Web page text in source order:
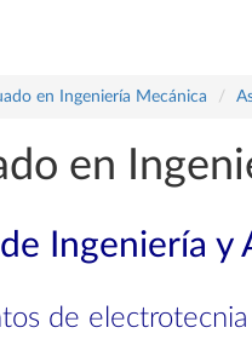
en Ingeniería Mecánica
en
de Ingeniería y
de electrotecnia